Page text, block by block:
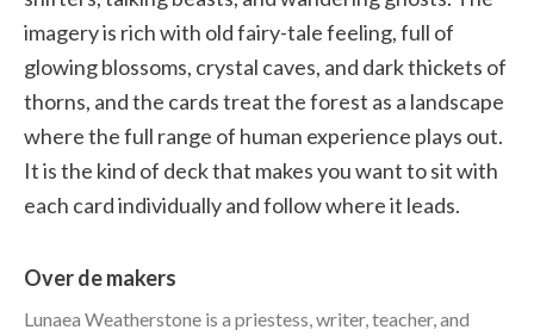
imagery is rich with old fairy-tale feeling, full of
glowing blossoms, crystal caves, and dark thickets of
thorns, and the cards treat the forest as a landscape
where the full range of human experience plays out.
It is the kind of deck that makes you want to sit with
each card individually and follow where it leads.
Over de makers
Lunaea Weatherstone is a priestess, writer, teacher, and